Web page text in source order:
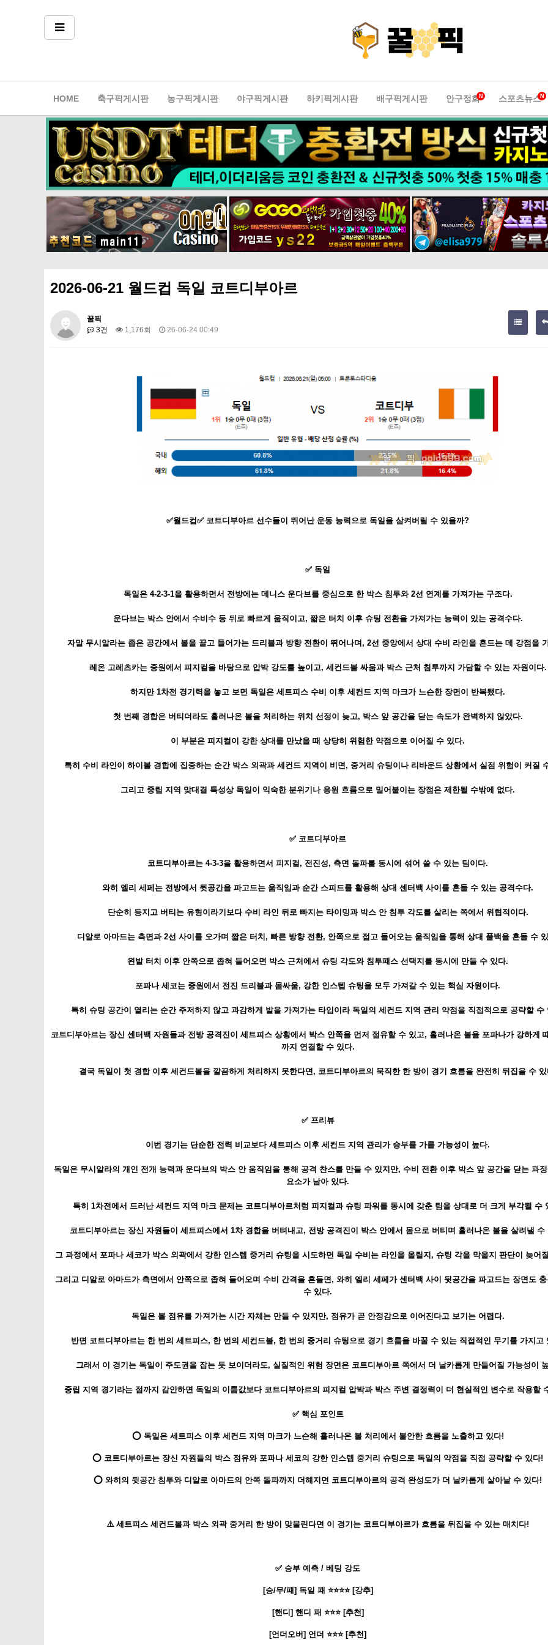
HOME 축구픽게시판 농구픽게시판 야구픽게시판 하키픽게시판 배구픽게시판 안구정화N 스포츠뉴스N
2026-06-21 월드컵 독일 코트디부아르
꿀픽
3건
1,176회 26-06-24 00:49
✅월드컵✅ 코트디부아르 선수들이 뛰어난 운동 능력으로 독일을 삼켜버릴 수 있을까?
✅ 독일
독일은 4-2-3-1을 활용하면서 전방에는 데니스 운다브를 중심으로 한 박스 침투와 2선 연계를 가져가는 구조다.
운다브는 박스 안에서 수비수 등 뒤로 빠르게 움직이고, 짧은 터치 이후 슈팅 전환을 가져가는 능력이 있는 공격수다.
자말 무시알라는 좁은 공간에서 볼을 끌고 들어가는 드리블과 방향 전환이 뛰어나며, 2선 중앙에서 상대 수비 라인을 흔드는 데 강점을
레온 고레츠카는 중원에서 피지컬을 바탕으로 압박 강도를 높이고, 세컨드볼 싸움과 박스 근처 침투까지 가담할 수 있는 자원이다.
하지만 1차전 경기력을 놓고 보면 독일은 세트피스 수비 이후 세컨드 지역 마크가 느슨한 장면이 반복됐다.
첫 번째 경합은 버티더라도 흘러나온 볼을 처리하는 위치 선정이 늦고, 박스 앞 공간을 닫는 속도가 완벽하지 않았다.
이 부분은 피지컬이 강한 상대를 만났을 때 상당히 위험한 약점으로 이어질 수 있다.
특히 수비 라인이 하이볼 경합에 집중하는 순간 박스 외곽과 세컨드 지역이 비면, 중거리 슈팅이나 리바운드 상황에서 실점 위험이 커질
그리고 중립 지역 맞대결 특성상 독일이 익숙한 분위기나 응원 흐름으로 밀어붙이는 장점은 제한될 수밖에 없다.
✅ 코트디부아르
코트디부아르는 4-3-3을 활용하면서 피지컬, 전진성, 측면 돌파를 동시에 섞어 쓸 수 있는 팀이다.
와히 엘리 세페는 전방에서 뒷공간을 파고드는 움직임과 순간 스피드를 활용해 상대 센터백 사이를 흔들 수 있는 공격수다.
단순히 등지고 버티는 유형이라기보다 수비 라인 뒤로 빠지는 타이밍과 박스 안 침투 각도를 살리는 쪽에서 위협적이다.
디알로 아마드는 측면과 2선 사이를 오가며 짧은 터치, 빠른 방향 전환, 안쪽으로 접고 들어오는 움직임을 통해 상대 풀백을 흔들 수
왼발 터치 이후 안쪽으로 좁혀 들어오면 박스 근처에서 슈팅 각도와 침투패스 선택지를 동시에 만들 수 있다.
포파나 세코는 중원에서 전진 드리블과 몸싸움, 강한 인스텝 슈팅을 모두 가져갈 수 있는 핵심 자원이다.
특히 슈팅 공간이 열리는 순간 주저하지 않고 과감하게 발을 가져가는 타입이라 독일의 세컨드 지역 관리 약점을 직접적으로 공략할 수
코트디부아르는 장신 센터백 자원들과 전방 공격진이 세트피스 상황에서 박스 안쪽을 먼저 점유할 수 있고, 흘러나온 볼을 포파나가 강하게
까지 연결할 수 있다.
결국 독일이 첫 경합 이후 세컨드볼을 깔끔하게 처리하지 못한다면, 코트디부아르의 묵직한 한 방이 경기 흐름을 완전히 뒤집을 수
✅ 프리뷰
이번 경기는 단순한 전력 비교보다 세트피스 이후 세컨드 지역 관리가 승부를 가를 가능성이 높다.
독일은 무시알라의 개인 전개 능력과 운다브의 박스 안 움직임을 통해 공격 찬스를 만들 수 있지만, 수비 전환 이후 박스 앞 공간을 닫는 과
요소가 남아 있다.
특히 1차전에서 드러난 세컨드 지역 마크 문제는 코트디부아르처럼 피지컬과 슈팅 파워를 동시에 갖춘 팀을 상대로 더 크게 부각될 수
코트디부아르는 장신 자원들이 세트피스에서 1차 경합을 버텨내고, 전방 공격진이 박스 안에서 몸으로 버티며 흘러나온 볼을 살려낼 수
그 과정에서 포파나 세코가 박스 외곽에서 강한 인스텝 중거리 슈팅을 시도하면 독일 수비는 라인을 올릴지, 슈팅 각을 막을지 판단이 늦어
그리고 디알로 아마드가 측면에서 안쪽으로 좁혀 들어오며 수비 간격을 흔들면, 와히 엘리 세페가 센터백 사이 뒷공간을 파고드는 장면도
수 있다.
독일은 볼 점유를 가져가는 시간 자체는 만들 수 있지만, 점유가 곧 안정감으로 이어진다고 보기는 어렵다.
반면 코트디부아르는 한 번의 세트피스, 한 번의 세컨드볼, 한 번의 중거리 슈팅으로 경기 흐름을 바꿀 수 있는 직접적인 무기를 가지고
그래서 이 경기는 독일이 주도권을 잡는 듯 보이더라도, 실질적인 위험 장면은 코트디부아르 쪽에서 더 날카롭게 만들어질 가능성이
중립 지역 경기라는 점까지 감안하면 독일의 이름값보다 코트디부아르의 피지컬 압박과 박스 주변 결정력이 더 현실적인 변수로 작용할
✅ 핵심 포인트
⭕ 독일은 세트피스 이후 세컨드 지역 마크가 느슨해 흘러나온 볼 처리에서 불안한 흐름을 노출하고 있다!
⭕ 코트디부아르는 장신 자원들의 박스 점유와 포파나 세코의 강한 인스텝 중거리 슈팅으로 독일의 약점을 직접 공략할 수 있다!
⭕ 와히의 뒷공간 침투와 디알로 아마드의 안쪽 돌파까지 더해지면 코트디부아르의 공격 완성도가 더 날카롭게 살아날 수 있다!
⚠️ 세트피스 세컨드볼과 박스 외곽 중거리 한 방이 맞물린다면 이 경기는 코트디부아르가 흐름을 뒤집을 수 있는 매치다!
✅ 승부 예측 / 베팅 강도
[승/무/패] 독일 패 ⭐⭐⭐⭐ [강추]
[핸디] 핸디 패 ⭐⭐⭐ [추천]
[언더오버] 언더 ⭐⭐⭐ [추천]